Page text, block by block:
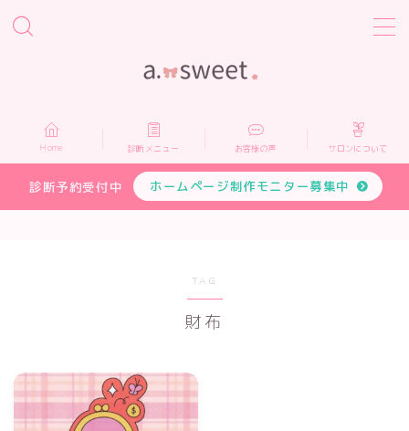
Home
診断メニュー
お申し込み
Home 診断メニュー お客様の声 サロンについて
診断予約受付中 ホームページ制作モニター募集中
TAG
財布